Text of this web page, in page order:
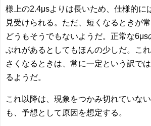
様上の2.4μsよりは長いため、仕様的に
見受けられる。ただ、短くなるときが
どうもそうでもないようだ。正常な6μs
ぶれがあるとしてもほんの少しだ。こ
さくなるときは、常に一定という訳で
るようだ。
これ以降は、現象をつかみ切れていな
も、予想として原因を想定する。